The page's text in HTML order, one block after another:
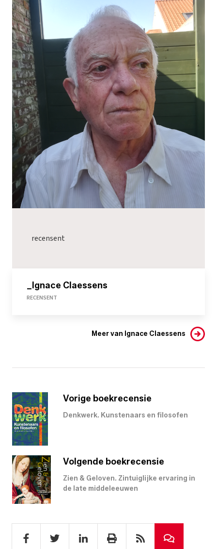
recensent
_Ignace Claessens
RECENSENT
Meer van Ignace Claessens
Vorige boekrecensie
Denkwerk. Kunstenaars en filosofen
Volgende boekrecensie
Zien & Geloven. Zintuiglijke ervaring in
de late middeleeuwen